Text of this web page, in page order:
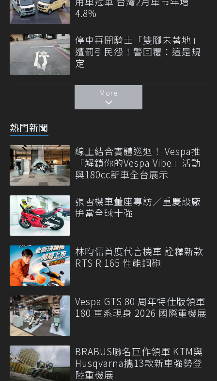
4.8%
停車再開騎士「雙腳未著地」
遭罰引民怨！警回覆：這是規
定
More
熱門新聞
線上結合實體巡迴！ Vespa推
「解鎖你的Vespa Vibe」活動
與180cc新車全台展示
張雪機車董座專訪／重慶設廠
拚當全球十強
林昀儒首度代言機車 詮釋新款
RTS R 165 性能鋼砲
Vespa GTS 80 周年特仕版領軍
180 車系現身 2026 國際重機展
BRABUS聯名巨作領軍 KTM與
Husqvarna攜13款新車強勢登
陸重機展